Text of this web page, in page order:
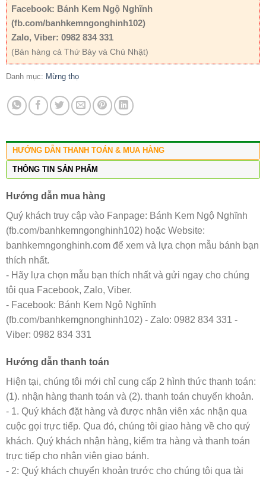
Facebook: Bánh Kem Ngộ Nghĩnh
(fb.com/banhkemngonghinh102)
Zalo, Viber: 0982 834 331
(Bán hàng cả Thứ Bảy và Chủ Nhật)
Danh mục: Mừng thọ
HƯỚNG DẪN THANH TOÁN & MUA HÀNG
THÔNG TIN SẢN PHẨM
Hướng dẫn mua hàng
Quý khách truy cập vào Fanpage: Bánh Kem Ngộ Nghĩnh
(fb.com/banhkemngonghinh102) hoặc Website:
banhkemngonghinh.com để xem và lựa chọn mẫu bánh bạn
thích nhất.
- Hãy lựa chọn mẫu bạn thích nhất và gửi ngay cho chúng
tôi qua Facebook, Zalo, Viber.
- Facebook: Bánh Kem Ngộ Nghĩnh
(fb.com/banhkemgnonghinh102) - Zalo: 0982 834 331 -
Viber: 0982 834 331
Hướng dẫn thanh toán
Hiện tại, chúng tôi mới chỉ cung cấp 2 hình thức thanh toán:
(1). nhận hàng thanh toán và (2). thanh toán chuyển khoản.
- 1. Quý khách đặt hàng và được nhân viên xác nhận qua
cuộc gọi trực tiếp. Qua đó, chúng tôi giao hàng về cho quý
khách. Quý khách nhận hàng, kiểm tra hàng và thanh toán
trực tiếp cho nhân viên giao bánh.
- 2: Quý khách chuyển khoản trước cho chúng tôi qua tài